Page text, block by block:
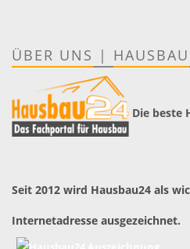
ÜBER UNS | HAUSBAU
Die beste
Seit 2012 wird Hausbau24 als
Internetadresse ausgezeichnet.